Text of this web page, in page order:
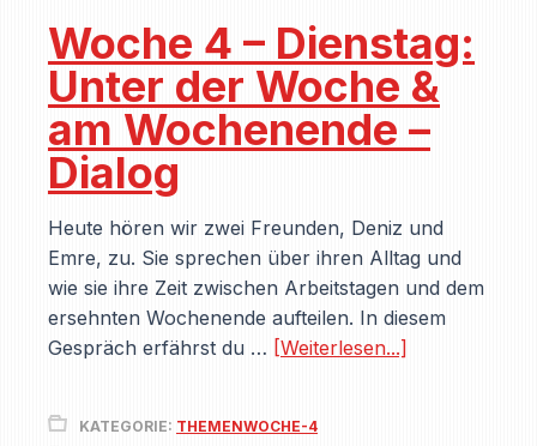
Woche 4 – Dienstag:
Unter der Woche &
am Wochenende –
Dialog
Heute hören wir zwei Freunden, Deniz und
Emre, zu. Sie sprechen über ihren Alltag und
wie sie ihre Zeit zwischen Arbeitstagen und dem
ersehnten Wochenende aufteilen. In diesem
Gespräch erfährst du … [Weiterlesen...]
KATEGORIE: THEMENWOCHE-4